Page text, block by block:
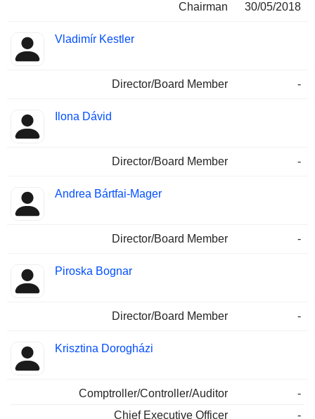
Chairman 30/05/2018
Vladimír Kestler
Director/Board Member -
Ilona Dávid
Director/Board Member -
Andrea Bártfai-Mager
Director/Board Member -
Piroska Bognar
Director/Board Member -
Krisztina Dorogházi
Comptroller/Controller/Auditor
-
Chief Executive Officer
-